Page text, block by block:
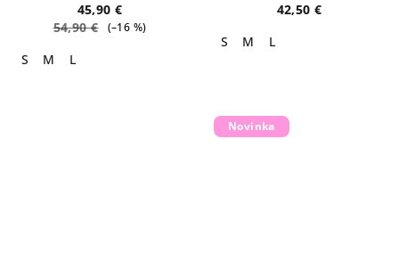
45,90 €
54,90 €
(–16 %)
S M L
42,50 €
S
M L
Novinka